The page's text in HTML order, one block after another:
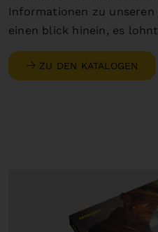
Informationen zu unseren
einen blick hinein, es
ZU DEN KATALOGEN